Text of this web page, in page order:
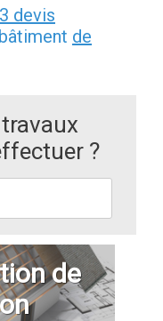
3 devis
de
?
de